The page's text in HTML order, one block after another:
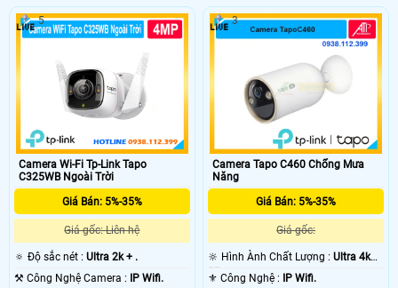
Camera Wi-Fi Tp-Link Tapo
C325WB Ngoài Trời
Giá Bán: 5%-35%
Giá gốc: Liên hệ
🔅 Độ sắc nét : Ultra 2k + .
⚒ Công Nghệ Camera :
IP Wifi.
5
Camera Tapo C460 Chống Mưa
Năng
Giá Bán: 5%-35%
Giá gốc:
🔆 Hình Ành Chất Lượng :Ultra 4k
👍🏾 .
⚜️ Công Nghệ :
IP Wifi.
3